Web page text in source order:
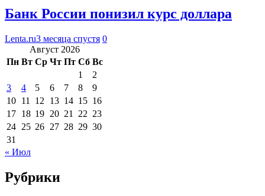
Банк России понизил курс доллара
Lenta.ru3 месяца спустя 0
Август 2026
Пн Вт Ср Чт Пт Сб Вс
1
2
3
4 5 6 7 8
9
10 11 12 13 14 15 16
17 18 19 20 21 22 23
24 25 26 27 28 29 30
31
« Июл
Рубрики